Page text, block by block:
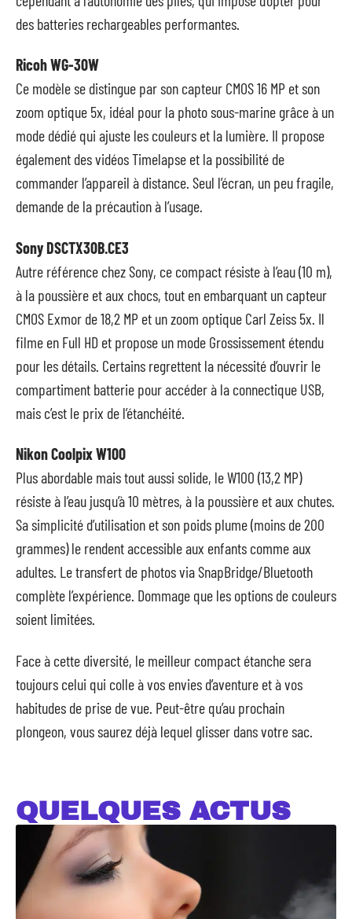
des batteries rechargeables performantes.
Ricoh WG-30W
Ce modèle se distingue par son capteur CMOS 16 MP et son
zoom optique 5x, idéal pour la photo sous-marine grâce à un
mode dédié qui ajuste les couleurs et la lumière. Il propose
également des vidéos Timelapse et la possibilité de
commander l’appareil à distance. Seul l’écran, un peu fragile,
demande de la précaution à l’usage.
Sony DSCTX30B.CE3
Autre référence chez Sony, ce compact résiste à l’eau (10 m),
à la poussière et aux chocs, tout en embarquant un capteur
CMOS Exmor de 18,2 MP et un zoom optique Carl Zeiss 5x. Il
filme en Full HD et propose un mode Grossissement étendu
pour les détails. Certains regrettent la nécessité d’ouvrir le
compartiment batterie pour accéder à la connectique USB,
mais c’est le prix de l’étanchéité.
Nikon Coolpix W100
Plus abordable mais tout aussi solide, le W100 (13,2 MP)
résiste à l’eau jusqu’à 10 mètres, à la poussière et aux chutes.
Sa simplicité d’utilisation et son poids plume (moins de 200
grammes) le rendent accessible aux enfants comme aux
adultes. Le transfert de photos via SnapBridge/Bluetooth
complète l’expérience. Dommage que les options de couleurs
soient limitées.
Face à cette diversité, le meilleur compact étanche sera
toujours celui qui colle à vos envies d’aventure et à vos
habitudes de prise de vue. Peut-être qu’au prochain
plongeon, vous saurez déjà lequel glisser dans votre sac.
QUELQUES ACTUS